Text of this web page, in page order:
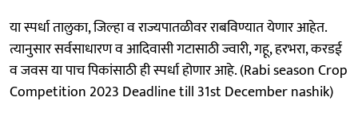
या स्पर्धा तालुका, जिल्हा व राज्यपातळीवर राबविण्यात येणार आहेत.
त्यानुसार सर्वसाधारण व आदिवासी गटासाठी ज्वारी, गहू, हरभरा, करडई
व जवस या पाच पिकांसाठी ही स्पर्धा होणार आहे. (Rabi season Crop
Competition 2023 Deadline till 31st December nashik)